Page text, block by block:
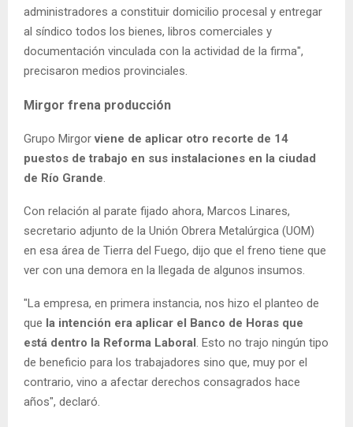
administradores a constituir domicilio procesal y entregar
al síndico todos los bienes, libros comerciales y
documentación vinculada con la actividad de la firma",
precisaron medios provinciales.
Mirgor frena producción
Grupo Mirgorviene de aplicar otro recorte de 14
puestos de trabajo en sus instalaciones en la ciudad
de Río Grande.
Con relación al parate fijado ahora, Marcos Linares,
secretario adjunto de la Unión Obrera Metalúrgica (UOM)
en esa área de Tierra del Fuego, dijo que el freno tiene que
ver con una demora en la llegada de algunos insumos.
"La empresa, en primera instancia, nos hizo el planteo de
que la intención era aplicar el Banco de Horas que
está dentro la Reforma Laboral. Esto no trajo ningún tipo
de beneficio para los trabajadores sino que, muy por el
contrario, vino a afectar derechos consagrados hace
años", declaró.